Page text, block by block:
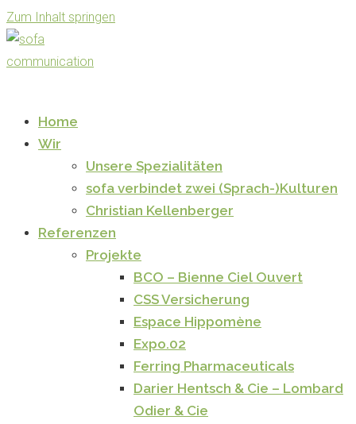
Zum Inhalt springen
Home
Wir
Unsere Spezialitäten
sofa verbindet zwei (Sprach-)Kulturen
Christian Kellenberger
Referenzen
Projekte
BCO – Bienne Ciel Ouvert
CSS Versicherung
Espace Hippomène
Expo.02
Ferring Pharmaceuticals
Darier Hentsch & Cie – Lombard
Odier & Cie